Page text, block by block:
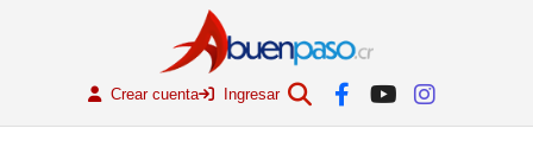
Crear cuenta Ingresar